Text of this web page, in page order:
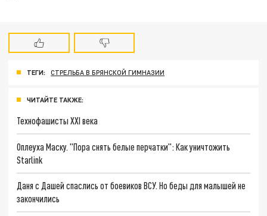
ТЕГИ: СТРЕЛЬБА В БРЯНСКОЙ ГИМНАЗИИ
ЧИТАЙТЕ ТАКЖЕ:
Технофашисты XXI века
Оплеуха Маску. "Пора снять белые перчатки": Как уничтожить
Starlink
Даня с Дашей спаслись от боевиков ВСУ. Но беды для малышей не
закончились